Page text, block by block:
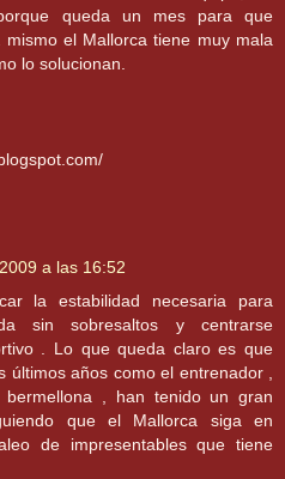
queda un mes para que
el Mallorca tiene muy mala
lo solucionan.
a las 16:52
la estabilidad necesaria para
sin sobresaltos y centrarse
. Lo que queda claro es que
últimos años como el entrenador ,
, han tenido un gran
que el Mallorca siga en
de impresentables que tiene